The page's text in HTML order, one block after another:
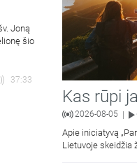
Joną
šio
37:33
Kas rūpi
2026-08-05
Apie iniciatyvą
Lietuvoje skeidžia